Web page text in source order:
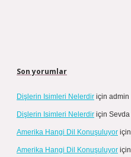
Son yorumlar
Dişlerin Isimleri Nelerdir için admin
Dişlerin Isimleri Nelerdir için Sevda
Amerika Hangi Dil Konuşuluyor için
Amerika Hangi Dil Konuşuluyor için